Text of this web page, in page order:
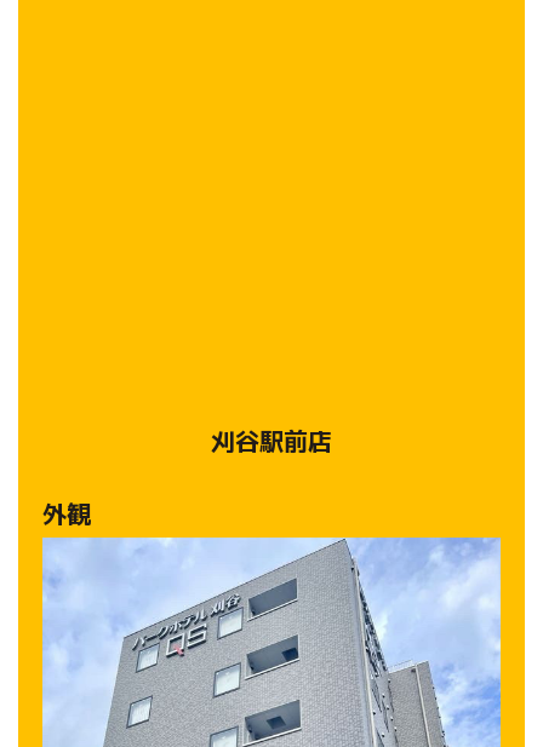
刈谷駅前店
外観